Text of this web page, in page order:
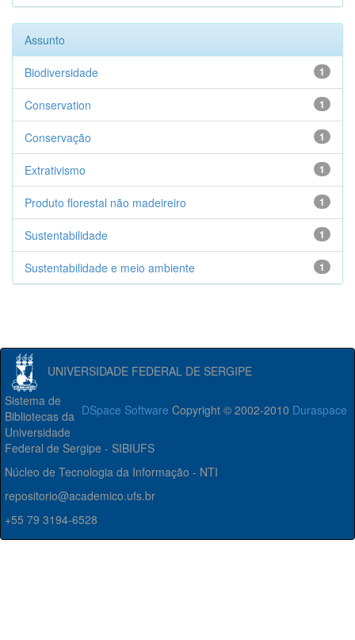
Assunto
1
Biodiversidade
1
Conservation
1
Conservação
1
Extrativismo
1
Produto florestal não madeireiro
1
Sustentabilidade
1
Sustentabilidade e meio ambiente
UNIVERSIDADE FEDERAL DE SERGIPE
DSpace Software Copyright © 2002-2010 Duraspace
Sistema de
Bibliotecas da
Universidade
Federal de Sergipe - SIBIUFS
Núcleo de Tecnologia da Informação - NTI
repositorio@academico.ufs.br
+55 79 3194-6528